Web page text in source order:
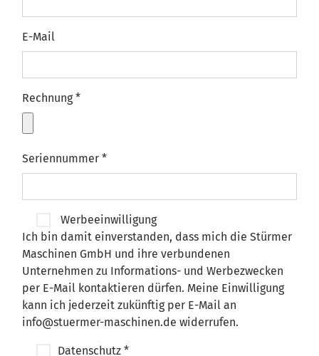
E-Mail
Rechnung*
Seriennummer *
Werbeeinwilligung
Ich bin damit einverstanden, dass mich die Stürmer
Maschinen GmbH und ihre verbundenen
Unternehmen zu Informations- und Werbezwecken
per E-Mail kontaktieren dürfen. Meine Einwilligung
kann ich jederzeit zukünftig per E-Mail an
info@stuermer-maschinen.de widerrufen.
Datenschutz *